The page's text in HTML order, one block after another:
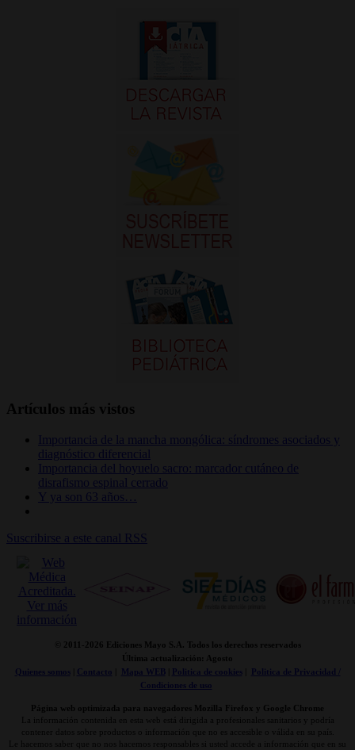
Artículos más vistos
Importancia de la mancha mongólica: síndromes asociados y
diagnóstico diferencial
Importancia del hoyuelo sacro: marcador cutáneo de
disrafismo espinal cerrado
Y ya son 63 años…
Suscribirse a este canal RSS
© 2011-2026 Ediciones Mayo S.A. Todos los derechos reservados
Última actualización: Agosto
Quienes somos| Contacto Mapa WEB| Politica de cookies|
Politica de Privacidad /
Condiciones de uso
Página web optimizada para navegadores Mozilla Firefox y Google Chrome
La información contenida en esta web está dirigida a profesionales sanitarios y podría
contener datos sobre productos o información que no es accesible o válida en su país.
Le hacemos saber que no nos hacemos responsables si usted accede a información que en su